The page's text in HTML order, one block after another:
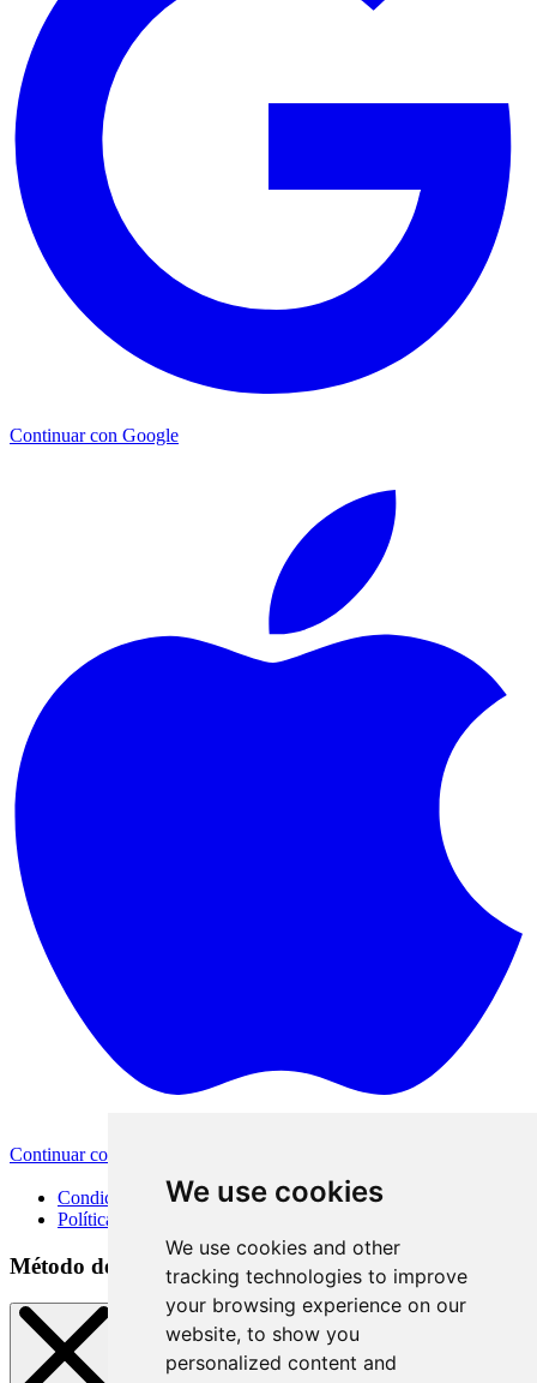
We use cookies
We use cookies and other
tracking technologies to improve
your browsing experience on our
website, to show you
personalized content and
Continuar con Google
Continuar con Apple
Condiciones de uso
Política de privacidad
Método de inicio de sesión